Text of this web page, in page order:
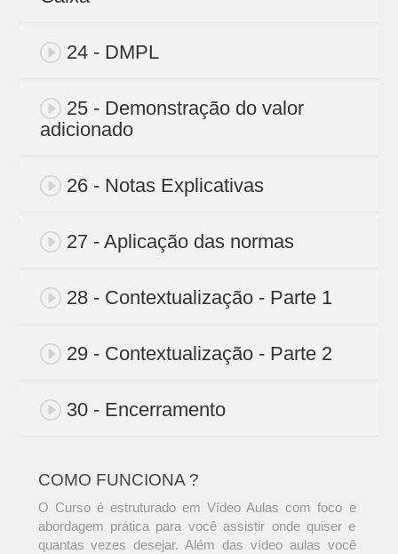
24 - DMPL
25 - Demonstração do valor
adicionado
26 - Notas Explicativas
27 - Aplicação das normas
28 - Contextualização - Parte 1
29 - Contextualização - Parte 2
30 - Encerramento
COMO FUNCIONA ?
O Curso é estruturado em Vídeo Aulas com foco e
abordagem prática para você assistir onde quiser e
quantas vezes desejar. Além das vídeo aulas você